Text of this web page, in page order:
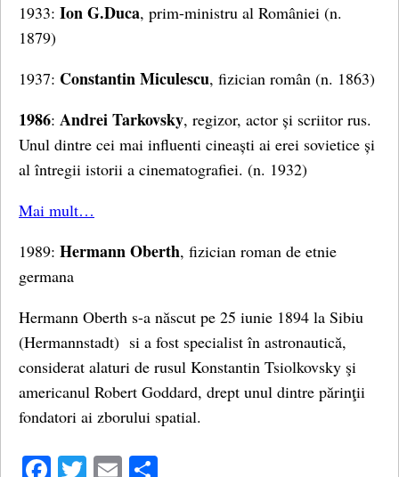
1933: Ion G.Duca, prim-ministru al României (n.
1879)
1937: Constantin Miculescu, fizician român (n. 1863)
1986: Andrei Tarkovsky, regizor, actor și scriitor rus.
Unul dintre cei mai influenti cineaști ai erei sovietice și
al întregii istorii a cinematografiei. (n. 1932)
Mai mult…
1989: Hermann Oberth, fizician roman de etnie
germana
Hermann Oberth s-a născut pe 25 iunie 1894 la Sibiu
(Hermannstadt) si a fost specialist în astronautică,
considerat alaturi de rusul Konstantin Tsiolkovsky şi
americanul Robert Goddard, drept unul dintre părinţii
fondatori ai zborului spatial.